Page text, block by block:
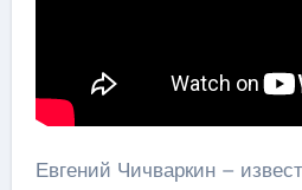
Евгений Чичваркин –